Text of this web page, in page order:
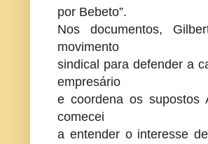
por Bebeto”.
Nos documentos,
movimento
sindical para defender a
empresário
e coordena os supostos
comecei
a entender o interesse